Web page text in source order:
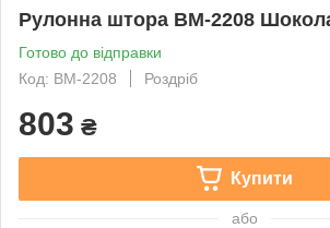
Рулонна штора ВМ-2208
Готово до відправки
Код: ВМ-2208
Роздріб
803 ₴
Купити
або